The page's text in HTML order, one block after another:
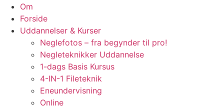
Om
Forside
Uddannelser & Kurser
Neglefotos – fra begynder til pro!
Negleteknikker Uddannelse
1-dags Basis Kursus
4-IN-1 Fileteknik
Eneundervisning
Online